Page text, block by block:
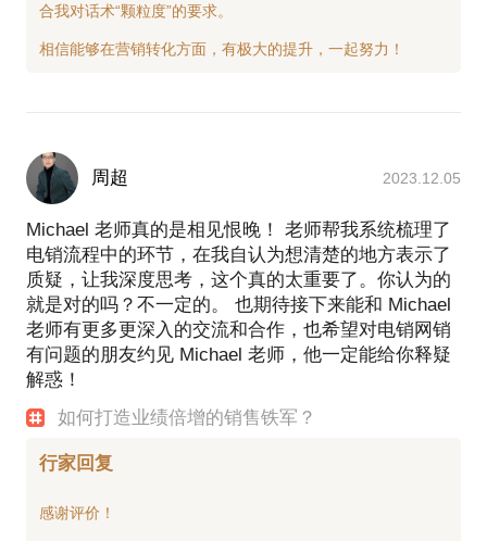
合我对话术“颗粒度”的要求。
周超 2023.12.05
Michael 老师真的是相见恨晚！ 老师帮我系统梳理了
电销流程中的环节，在我自认为想清楚的地方表示了
质疑，让我深度思考，这个真的太重要了。你认为的
就是对的吗？不一定的。 也期待接下来能和 Michael
老师有更多更深入的交流和合作，也希望对电销网销
有问题的朋友约见 Michael 老师，他一定能给你释疑
解惑！
如何打造业绩倍增的销售铁军？
行家回复
感谢评价！